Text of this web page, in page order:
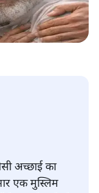
अच्छाई का
एक मुस्लिम